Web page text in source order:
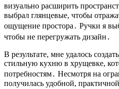
визуально расширить
выбрал глянцевые, чтобы
ощущение простора․ Ручки я
чтобы не перегружать дизайн․
В результате, мне удалось
стильную кухню в хрущевке,
потребностям․ Несмотря на
получилась удобной,